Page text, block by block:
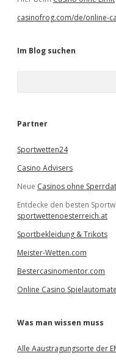
casinofrog.com/de/online-
Im Blog suchen
e
Partner
Sportwetten24
Casino Advisers
Neue Casinos ohne
Entdecke den besten
sportwettenoesterreich.at
Sportbekleidung & Trikots
Meister-Wetten.com
Bestercasinomentor.com
Online Casino
Was man wissen muss
Alle Aaustragungsorte der